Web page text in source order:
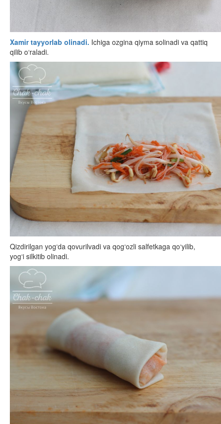
Xamir tayyorlab olinadi. Ichiga ozgina qiyma solinadi va qattiq
qilib o‘raladi.
Qizdirilgan yog‘da qovurilvadi va qog‘ozli salfetkaga qo‘yilib,
yog‘i silkitib olinadi.